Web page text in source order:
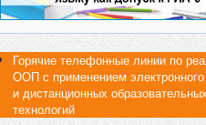
Горячие телефонные линии по
ООП с применением
и дистанционных образовательных
технологий